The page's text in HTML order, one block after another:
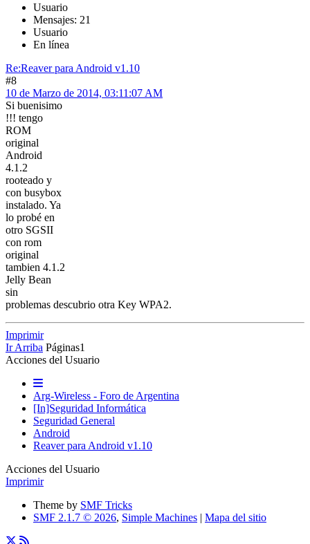
Usuario
Mensajes: 21
Usuario
En línea
Re:Reaver para Android v1.10
#8
10 de Marzo de 2014, 03:11:07 AM
Si buenisimo
!!! tengo
ROM
original
Android
4.1.2
rooteado y
con busybox
instalado. Ya
lo probé en
otro SGSII
con rom
original
tambien 4.1.2
Jelly Bean
sin
problemas descubrio otra Key WPA2.
Imprimir
Ir Arriba Páginas1
Acciones del Usuario
Arg-Wireless - Foro de Argentina
[In]Seguridad Informática
Seguridad General
Android
Reaver para Android v1.10
Acciones del Usuario
Imprimir
Theme by SMF Tricks
SMF 2.1.7 © 2026, Simple Machines | Mapa del sitio